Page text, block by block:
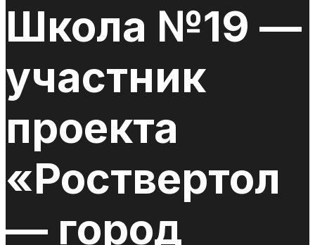
Школа №19 —
участник
проекта
«Роствертол
— город